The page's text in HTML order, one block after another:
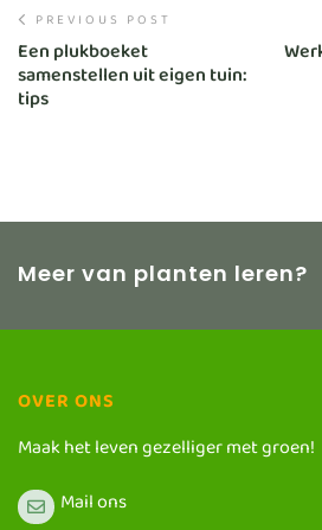
PREVIOUS POST
Een plukboeket
samenstellen uit eigen tuin:
tips
Meer van planten leren?
OVER ONS
Maak het leven gezelliger met groen!
Mail ons